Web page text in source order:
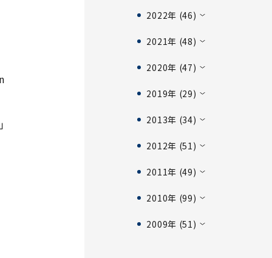
2022年 (46)
2021年 (48)
2020年 (47)
2019年 (29)
2013年 (34)
2012年 (51)
2011年 (49)
2010年 (99)
2009年 (51)